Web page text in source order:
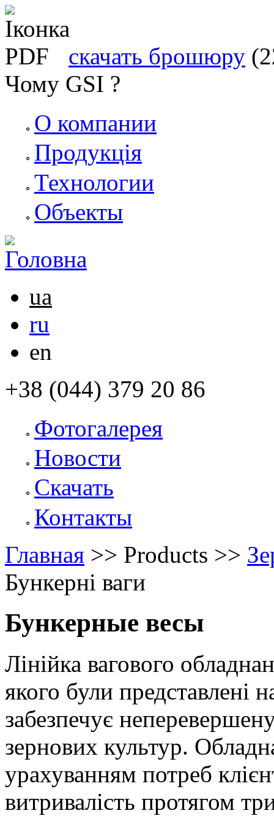
скачать брошюру
Чому GSI ?
О компании
Продукція
Технологии
Объекты
ua
ru
en
+38 (044) 379 20 86
Фотогалерея
Новости
Скачать
Контакты
Главная >> Products >>
Бункерні ваги
Бункерные весы
Лінійка вагового
якого були представлені
забезпечує
зернових культур.
урахуванням потреб
витривалість протягом